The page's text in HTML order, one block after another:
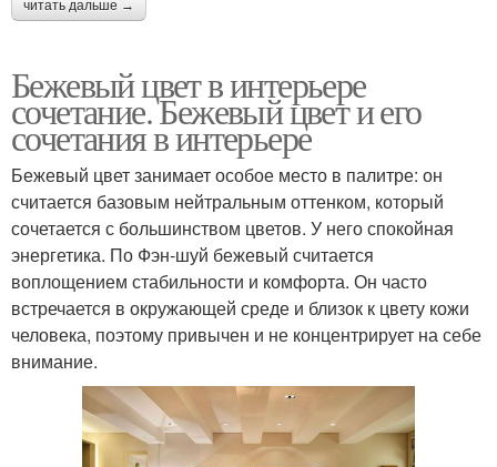
читать дальше →
Бежевый цвет в интерьере
сочетание. Бежевый цвет и его
сочетания в интерьере
Бежевый цвет занимает особое место в палитре: он
считается базовым нейтральным оттенком, который
сочетается с большинством цветов. У него спокойная
энергетика. По Фэн-шуй бежевый считается
воплощением стабильности и комфорта. Он часто
встречается в окружающей среде и близок к цвету кожи
человека, поэтому привычен и не концентрирует на себе
внимание.